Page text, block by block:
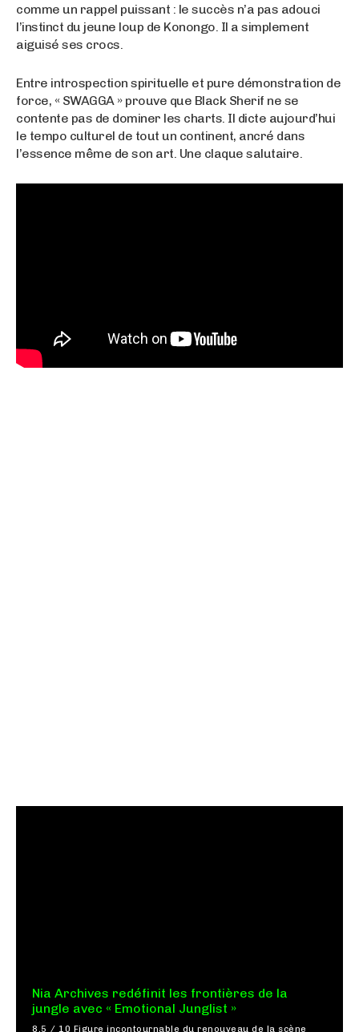
comme un rappel puissant : le succès n’a pas adouci
l’instinct du jeune loup de Konongo. Il a simplement
aiguisé ses crocs.
Entre introspection spirituelle et pure démonstration de
force, « SWAGGA » prouve que Black Sherif ne se
contente pas de dominer les charts. Il dicte aujourd’hui
le tempo culturel de tout un continent, ancré dans
l’essence même de son art. Une claque salutaire.
Nia Archives redéfinit les frontières de la
jungle avec « Emotional Junglist »
8,5 / 10 Figure incontournable du renouveau de la scène